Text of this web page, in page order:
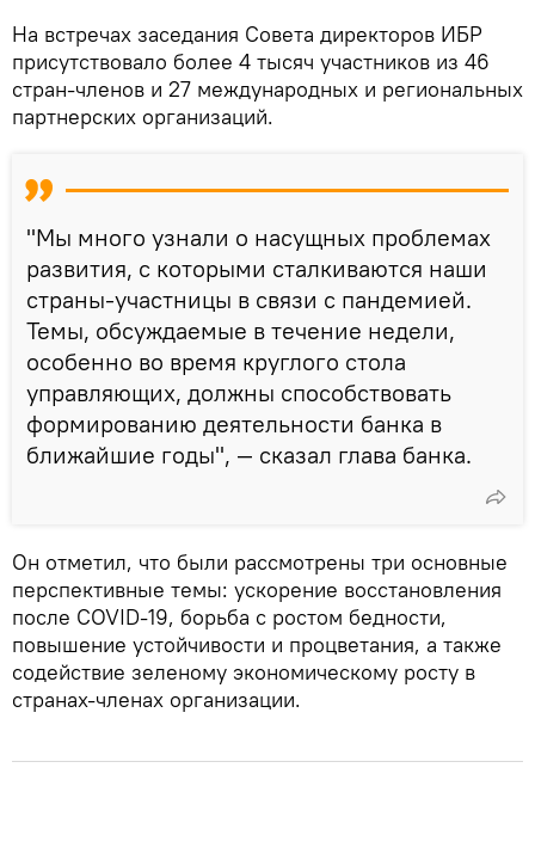
На встречах заседания Совета директоров ИБР
присутствовало более 4 тысяч участников из 46
стран-членов и 27 международных и региональных
партнерских организаций.
"Мы много узнали о насущных проблемах
развития, с которыми сталкиваются наши
страны-участницы в связи с пандемией.
Темы, обсуждаемые в течение недели,
особенно во время круглого стола
управляющих, должны способствовать
формированию деятельности банка в
ближайшие годы", — сказал глава банка.
Он отметил, что были рассмотрены три основные
перспективные темы: ускорение восстановления
после COVID-19, борьба с ростом бедности,
повышение устойчивости и процветания, а также
содействие зеленому экономическому росту в
странах-членах организации.